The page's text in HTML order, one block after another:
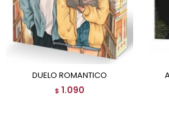
DUELO ROMANTICO
$ 1.090